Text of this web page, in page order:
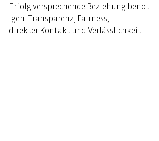
Erfolg versprechende Beziehung benöt
igen: Transparenz, Fairness,
direkter Kontakt und Verlässlichkeit.